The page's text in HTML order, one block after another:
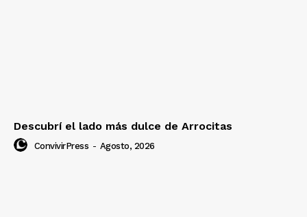
Descubrí el lado más dulce de Arrocitas
ConvivirPress - Agosto, 2026